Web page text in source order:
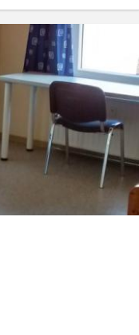
KL 13542
maison de 4 chambres
3 WCs - 2 SDB - 1 salon
- 1 jardin Garant exigé
pour étudiant(e) !